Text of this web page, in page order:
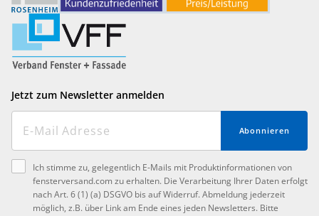
Jetzt zum Newsletter anmelden
Abonnieren
Ich stimme zu, gelegentlich E-Mails mit Produktinformationen von
fensterversand.com zu erhalten. Die Verarbeitung Ihrer Daten erfolgt
nach Art. 6 (1) (a) DSGVO bis auf Widerruf. Abmeldung jederzeit
möglich, z.B. über Link am Ende eines jeden Newsletters. Bitte